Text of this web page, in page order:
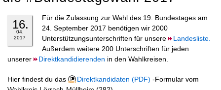
16.
04.
2017
Für die Zulassung zur Wahl des 19. Bundestages am
24. September 2017 benötigen wir 2000
Unterstützungsunterschriften für unsere
Landesliste.
Außerdem weitere 200 Unterschriften für jeden
unserer
Direktkandidierenden in den Wahlkreisen.
Hier findest du das Direktkandidaten
-Formular vom